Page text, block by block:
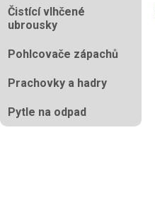
Čistící vlhčené
ubrousky
Pohlcovače zápachů
Prachovky a hadry
Pytle na odpad